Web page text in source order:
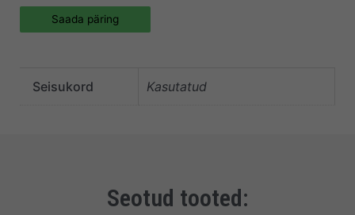
Saada päring
Seisukord Kasutatud
Seotud tooted: